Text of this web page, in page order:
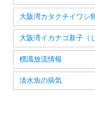
標識放流情報
淡水魚の病気